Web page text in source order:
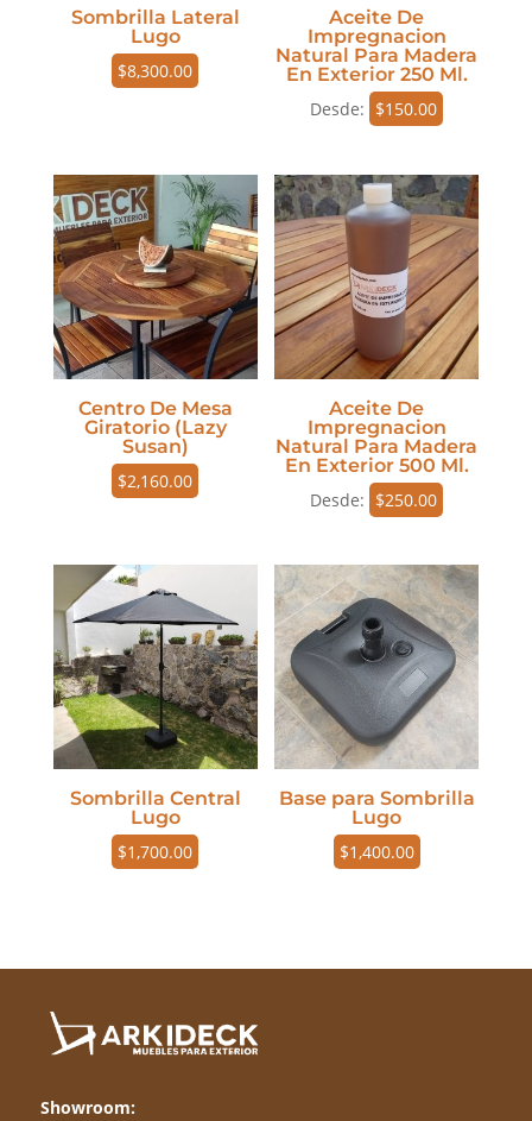
Sombrilla Lateral
Lugo
$8,300.00
Aceite De
Impregnacion
Natural Para Madera
En Exterior 250 Ml.
Desde: $150.00
Centro De Mesa
Giratorio (Lazy
Susan)
$2,160.00
Aceite De
Impregnacion
Natural Para Madera
En Exterior 500 Ml.
Desde: $250.00
Sombrilla Central
Lugo
$1,700.00
Base para Sombrilla
Lugo
$1,400.00
Showroom: